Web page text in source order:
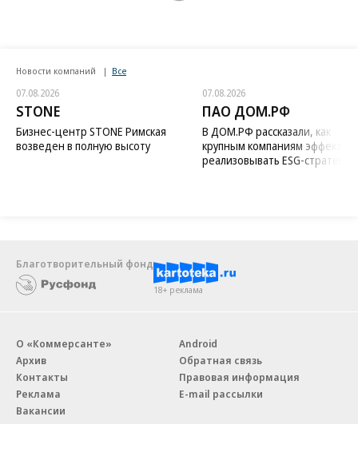
Новости компаний Все
07.08.2026
STONE
Бизнес-центр STONE Римская
возведен в полную высоту
07.08.2026
ПАО ДОМ.РФ
В ДОМ.РФ рассказали, как
крупным компаниям
реализовывать ESG-стратегию
Благотворительный фонд
18+ реклама
О «Коммерсанте»
Архив
Контакты
Реклама
Вакансии
Android
Обратная связь
Правовая информация
E-mail рассылки